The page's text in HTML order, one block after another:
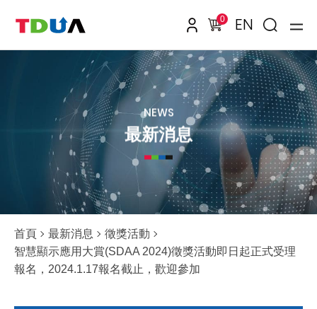
0 EN
NEWS
最新消息
首頁 最新消息
徵獎活動
智慧顯示應用大賞(SDAA 2024)徵獎活動即日起正式受理
報名，2024.1.17報名截止，歡迎參加